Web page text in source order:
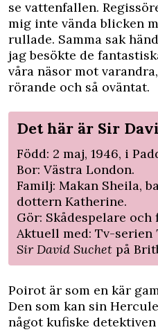
se vattenfallen.
mig inte vända blicken
rullade. Samma sak
jag besökte de
våra näsor mot
rörande och så oväntat.
Det här är Sir
Född: 2 maj, 1946, i
Bor: Västra London.
Familj: Makan Sheila,
dottern Katherine.
Gör: Skådespelare och
Aktuell med: Tv-serien
Sir David Suchet på
Poirot är som en kär
Den som kan sin
något kufiske